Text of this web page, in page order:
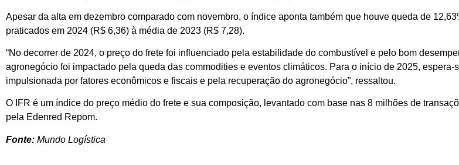
Apesar da alta em dezembro comparado com novembro, o índice aponta também que houve queda de
praticados em 2024 (R$ 6,36) à média de 2023 (R$ 7,28).
“No decorrer de 2024, o preço do frete foi influenciado pela estabilidade do combustível e pelo bom
agronegócio foi impactado pela queda das commodities e eventos climáticos. Para o início de 2025, espera-
impulsionada por fatores econômicos e fiscais e pela recuperação do agronegócio”, ressaltou.
O IFR é um índice do preço médio do frete e sua composição, levantado com base nas 8 milhões de
pela Edenred Repom.
Fonte: Mundo Logística